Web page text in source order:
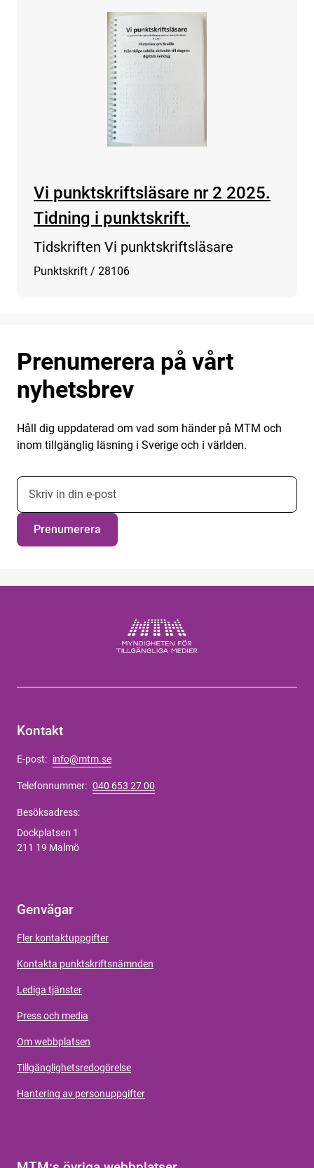
Vi punktskriftsläsare nr 2 2025.
Tidning i punktskrift.
Tidskriften Vi punktskriftsläsare
Punktskrift / 28106
Prenumerera på vårt
nyhetsbrev
Håll dig uppdaterad om vad som händer på MTM och
inom tillgänglig läsning i Sverige och i världen.
E-postadress nyhetsbrevsprenumeration
Prenumerera
Kontakt
E-post: info@mtm.se
Telefonnummer: 040 653 27 00
Besöksadress:
Dockplatsen 1
211 19 Malmö
Genvägar
Fler kontaktuppgifter
Kontakta punktskriftsnämnden
Lediga tjänster
Press och media
Om webbplatsen
Tillgänglighetsredogörelse
Hantering av personuppgifter